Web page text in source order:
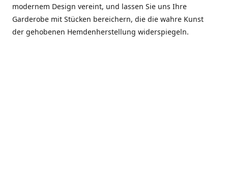
modernem Design vereint, und lassen Sie uns Ihre
Garderobe mit Stücken bereichern, die die wahre Kunst
der gehobenen Hemdenherstellung widerspiegeln.